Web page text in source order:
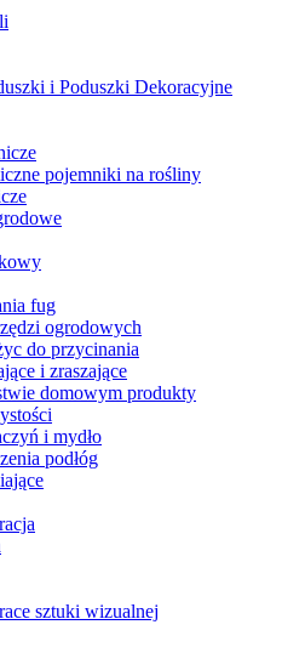
i Poduszki Dekoracyjne
pojemniki na rośliny
fug
ogrodowych
do przycinania
i zraszające
domowym produkty
i mydło
podłóg
sztuki wizualnej